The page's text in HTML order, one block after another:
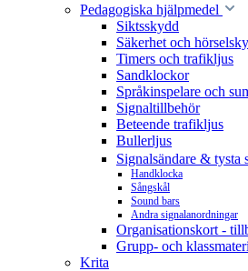
Pedagogiska hjälpmedel
Siktsskydd
Säkerhet och
Timers och trafikljus
Sandklockor
Språkinspelare och
Signaltillbehör
Beteende trafikljus
Bullerljus
Signalsändare & tysta
Handklocka
Sångskål
Sound bars
Andra signalanordningar
Organisationskort -
Grupp- och
Krita